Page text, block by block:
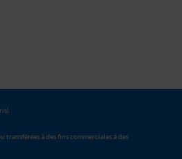
à des fins commerciales à des